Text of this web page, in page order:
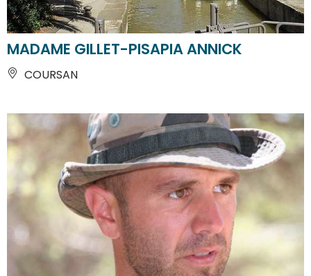
MADAME GILLET-PISAPIA ANNICK
COURSAN